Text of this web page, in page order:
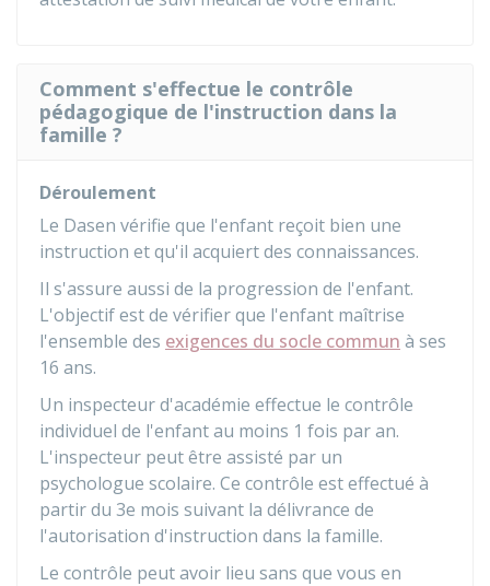
Comment s'effectue le contrôle
pédagogique de l'instruction dans la
famille ?
Déroulement
Le Dasen vérifie que l'enfant reçoit bien une
instruction et qu'il acquiert des connaissances.
Il s'assure aussi de la progression de l'enfant.
L'objectif est de vérifier que l'enfant maîtrise
l'ensemble des exigences du socle commun à ses
16 ans.
Un inspecteur d'académie effectue le contrôle
individuel de l'enfant au moins 1 fois par an.
L'inspecteur peut être assisté par un
psychologue scolaire. Ce contrôle est effectué à
partir du 3e mois suivant la délivrance de
l'autorisation d'instruction dans la famille.
Le contrôle peut avoir lieu sans que vous en